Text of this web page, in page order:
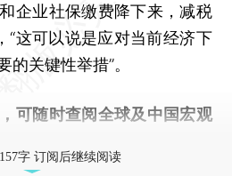
企业社保缴费降下来，减税
“这可以说是应对当前经济下
关键性举措”。
，可随时查阅全球及中国宏观
字 订阅后继续阅读